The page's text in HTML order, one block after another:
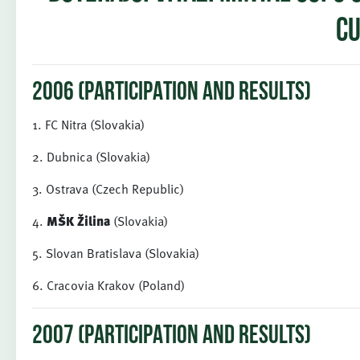
2006 (PARTICIPATION AND RESULTS)
1. FC Nitra (Slovakia)
2. Dubnica (Slovakia)
3. Ostrava (Czech Republic)
4. MŠKŽilina (Slovakia)
5. Slovan Bratislava (Slovakia)
6. Cracovia Krakov (Poland)
2007 (PARTICIPATION AND RESULTS)